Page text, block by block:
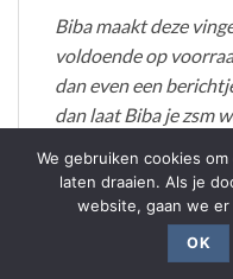
Biba maakt deze
voldoende op
dan even een
dan laat Biba je zsm
We gebruiken cookies
laten draaien. Als je
website, gaan we
OK